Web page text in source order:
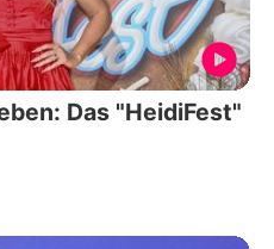
Das "HeidiFest"